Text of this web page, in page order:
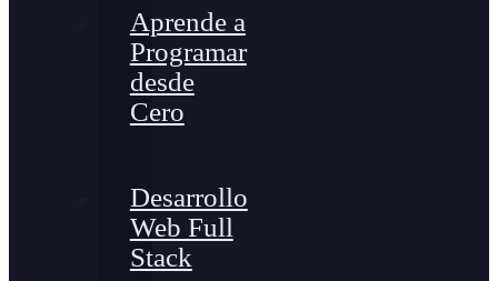
Aprende a
Programar
desde
Cero
Desarrollo
Web Full
Stack